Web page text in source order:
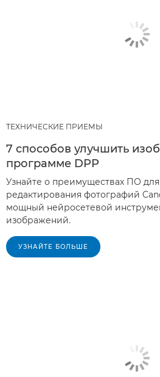
ТЕХНИЧЕСКИЕ ПРИЕМЫ
7 способов улучшить
программе DPP
Узнайте о преимуществах ПО
редактирования фотографий
мощный нейросетевой
изображений.
УЗНАЙТЕ БОЛЬШЕ